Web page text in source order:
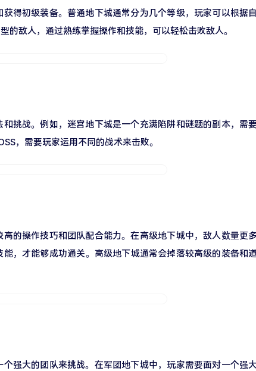
得初级装备。普通地下城通常分为几个等级，玩家可以根据
敌人，通过熟练掌握操作和技能，可以轻松击败敌人。
挑战。例如，迷宫地下城是一个充满陷阱和谜题的副本，需
，需要玩家运用不同的战术来击败。
的操作技巧和团队配合能力。在高级地下城中，敌人数量更
，才能够成功通关。高级地下城通常会掉落较高级的装备和
强大的团队来挑战。在军团地下城中，玩家需要面对一个强大